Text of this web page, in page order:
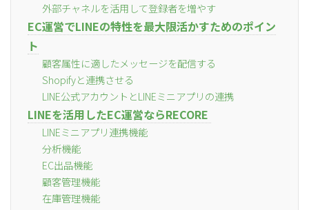
外部チャネルを活用して登録者を増やす
EC運営でLINEの特性を最大限活かすためのポイン
ト
顧客属性に適したメッセージを配信する
Shopifyと連携させる
LINE公式アカウントとLINEミニアプリの連携
LINEを活用したEC運営ならRECORE
LINEミニアプリ連携機能
分析機能
EC出品機能
顧客管理機能
在庫管理機能